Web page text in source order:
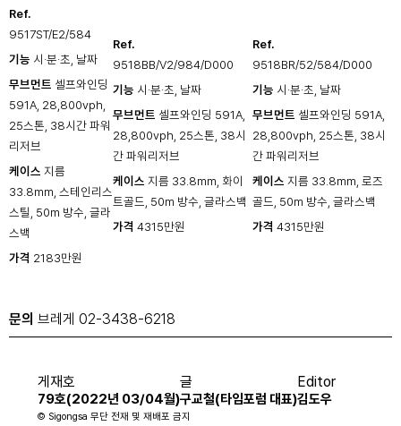
Ref.
9517ST/E2/584
기능 시·분·초, 날짜
무브먼트 셀프와인딩
591A, 28,800vph,
25스톤, 38시간 파워
리저브
케이스 지름
33.8mm, 스테인리스
스틸, 50m 방수, 글라
스백
가격 2183만원
Ref.
9518BB/V2/984/D000
기능 시·분·초, 날짜
무브먼트 셀프와인딩 591A,
28,800vph, 25스톤, 38시
간 파워리저브
케이스 지름 33.8mm, 화이
트골드, 50m 방수, 글라스백
가격 4315만원
Ref.
9518BR/52/584/D000
기능 시·분·초, 날짜
무브먼트 셀프와인딩 591A,
28,800vph, 25스톤, 38시
간 파워리저브
케이스 지름 33.8mm, 로즈
골드, 50m 방수, 글라스백
가격 4315만원
문의 브레게 02-3438-6218
게재호
79호(2022년 03/04월)
글
구교철(타임포럼 대표)
Editor
김도우
© Sigongsa 무단 전재 및 재배포 금지